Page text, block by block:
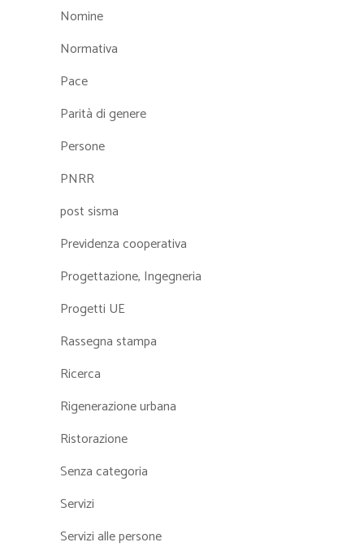
Nomine
Normativa
Pace
Parità di genere
Persone
PNRR
post sisma
Previdenza cooperativa
Progettazione, Ingegneria
Progetti UE
Rassegna stampa
Ricerca
Rigenerazione urbana
Ristorazione
Senza categoria
Servizi
Servizi alle persone